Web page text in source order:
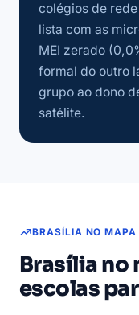
colégios de
lista com as
MEI zerado
formal do outro
grupo ao dono
satélite.
BRASÍLIA NO MAPA
Brasília no
escolas